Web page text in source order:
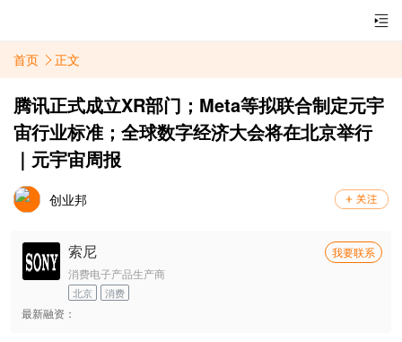
首页 正文
腾讯正式成立XR部门；Meta等拟联合制定元宇
宙行业标准；全球数字经济大会将在北京举行
｜元宇宙周报
创业邦
索尼
我要联系
消费电子产品生产商
北京 消费
最新融资：